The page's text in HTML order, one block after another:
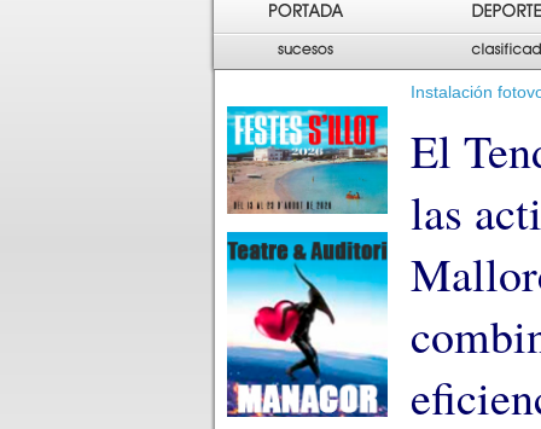
Instalación
El
las